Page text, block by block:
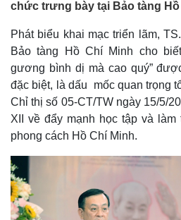
chức trưng bày tại Bảo tàng Hồ
Phát biểu khai mạc triển lãm,
Bảo tàng Hồ Chí Minh cho
gương bình dị mà cao quý”
đặc biệt, là dấu mốc quan trọng
Chỉ thị số 05-CT/TW ngày 15/5/
XII về đẩy mạnh học tập và
phong cách Hồ Chí Minh.